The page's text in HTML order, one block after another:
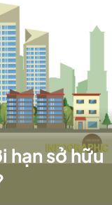
hạn sở hữu